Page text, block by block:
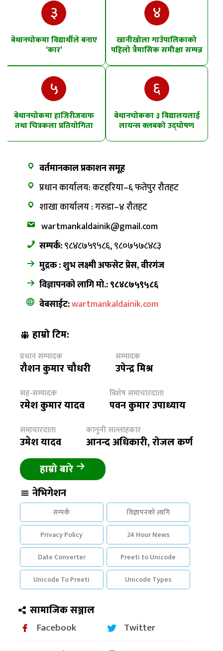
३
बेथानचोकमा विद्यार्थीले बनाए
‘कार’
४
खानीखोला गाउँपालिकाको
पहिलो त्रैमासिक समीक्षा सम्पन्न
५
बेथानचोकमा हाजिरीजवाफ
तथा चित्रकला प्रतियोगिता
६
बेथानचोकका ३ विद्यालयलाई
लायन्स क्लबको उद्घोषण
वर्तमानकाल प्रकाशन समूह
प्रधान कार्यालय: कटहरिया–६ फतेपुर रौतहट
शाखा कार्यालय : गरुडा–४ रौतहट
wartmankaldainik@gmail.com
सम्पर्क:९८४८७५९५८६, ९८०७५७८४८३
मुद्रक : शुभ लक्ष्मी अफसेट प्रेस, वीरगंज
विज्ञापनको लागि मो.: ९८४८७५९५८६
वेबसाईट:wartmankaldainik.com
हाम्रो टिम:
प्रधान सम्पादक
रौशन कुमार चौधरी
सम्पादक
उपेन्द्र मिश्र
सह-सम्पादक
रमेश कुमार यादव
विशेष समाचारदाता
पवन कुमार उपाध्याय
समाचारदाता
उमेश यादव
कानुनी सल्लाहकार
आनन्द अधिकारी, रोजल कर्ण
हाम्रो बारे
नेभिगेशन
सम्पर्क
विज्ञापनको लागि
Privacy Policy
24 Hour News
Date Converter
Preeti to Unicode
Unicode To Preeti
Unicode Types
सामाजिक सञ्जाल
Facebook
Twitter